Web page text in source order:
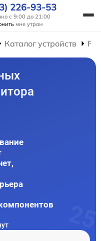
226-93-53
с 9:00 до 21:00
мне утром
Каталог устройств